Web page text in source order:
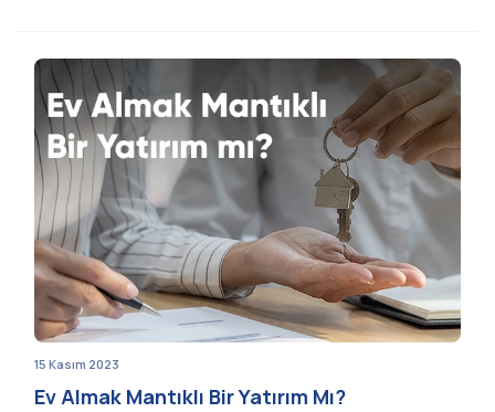
15 Kasım 2023
Ev Almak Mantıklı Bir Yatırım Mı?